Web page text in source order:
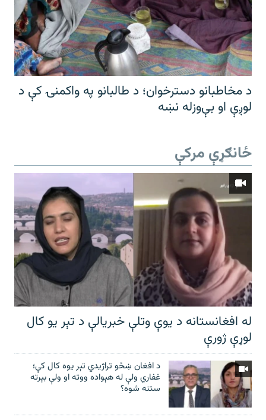
د مخاطبانو دسترخوان؛ د طالبانو په واکمنۍ کې د
لوږې او بې‌وزله نښه
ځانګړې مرکې
له افغانستانه د یوې وتلې خبریالې د تېر يو کال
لوړې ژورې
د افغان ښځو تراژیدي تېر یوه کال کې؛
غفاري ولې له هېواده ووته او ولې بېرته
ستنه شوه؟